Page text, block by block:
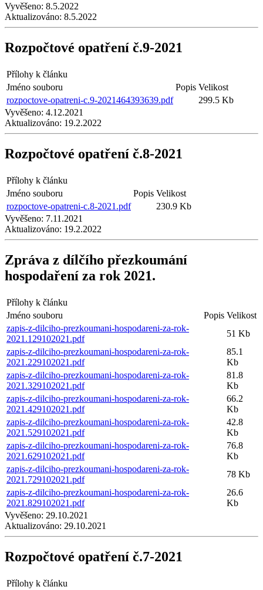
Vyvěšeno: 8.5.2022
Aktualizováno: 8.5.2022
Rozpočtové opatření č.9-2021
Přílohy k článku
Jméno souboru
Popis Velikost
rozpoctove-opatreni-c.9-2021464393639.pdf
299.5 Kb
Vyvěšeno: 4.12.2021
Aktualizováno: 19.2.2022
Rozpočtové opatření č.8-2021
Přílohy k článku
Jméno souboru
Popis Velikost
rozpoctove-opatreni-c.8-2021.pdf
230.9 Kb
Vyvěšeno: 7.11.2021
Aktualizováno: 19.2.2022
Zpráva z dílčího přezkoumání
hospodaření za rok 2021.
Přílohy k článku
Jméno souboru
Popis Velikost
zapis-z-dilciho-prezkoumani-hospodareni-za-rok-
2021.129102021.pdf
51 Kb
zapis-z-dilciho-prezkoumani-hospodareni-za-rok-
2021.229102021.pdf
85.1
Kb
zapis-z-dilciho-prezkoumani-hospodareni-za-rok-
2021.329102021.pdf
81.8
Kb
zapis-z-dilciho-prezkoumani-hospodareni-za-rok-
2021.429102021.pdf
66.2
Kb
zapis-z-dilciho-prezkoumani-hospodareni-za-rok-
2021.529102021.pdf
42.8
Kb
zapis-z-dilciho-prezkoumani-hospodareni-za-rok-
2021.629102021.pdf
76.8
Kb
zapis-z-dilciho-prezkoumani-hospodareni-za-rok-
2021.729102021.pdf
78 Kb
zapis-z-dilciho-prezkoumani-hospodareni-za-rok-
2021.829102021.pdf
26.6
Kb
Vyvěšeno: 29.10.2021
Aktualizováno: 29.10.2021
Rozpočtové opatření č.7-2021
Přílohy k článku